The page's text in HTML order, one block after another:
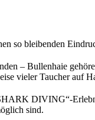
so bleibenden
– Bullenhaie
vieler Taucher auf
DIVING“-
sind.